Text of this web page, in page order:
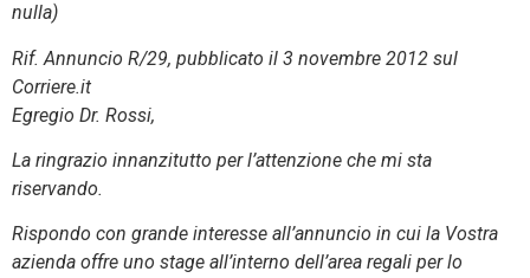
nulla)
Rif. Annuncio R/29, pubblicato il 3 novembre 2012 sul
Corriere.it
Egregio Dr. Rossi,
La ringrazio innanzitutto per l’attenzione che mi sta
riservando.
Rispondo con grande interesse all’annuncio in cui la Vostra
azienda offre uno stage all’interno dell’area regali per lo